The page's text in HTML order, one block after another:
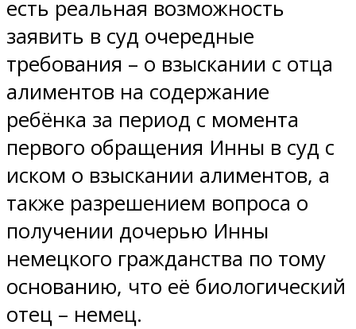
есть реальная возможность
заявить в суд очередные
требования – о взыскании с отца
алиментов на содержание
ребёнка за период с момента
первого обращения Инны в суд с
иском о взыскании алиментов, а
также разрешением вопроса о
получении дочерью Инны
немецкого гражданства по тому
основанию, что её биологический
отец – немец.